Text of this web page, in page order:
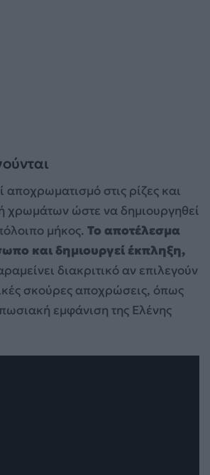
αποχρωματισμό στις ρίζες και
χρωμάτων ώστε να δημιουργηθεί
μήκος. Το αποτέλεσμα
και δημιουργεί έκπληξη,
διακριτικό αν επιλεγούν
σκούρες αποχρώσεις, όπως
εμφάνιση της Ελένης